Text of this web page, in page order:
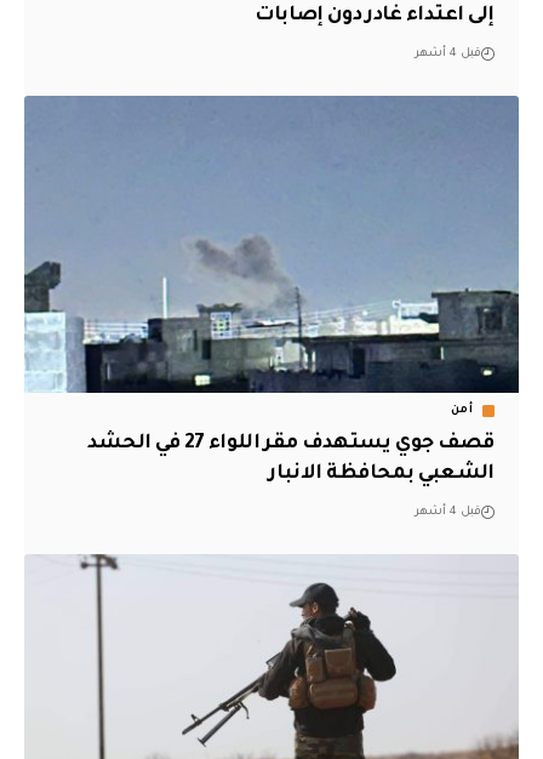
إلى اعتداء غادر دون إصابات
قبل 4 أشهر
أمن
قصف جوي يستهدف مقر اللواء 27 في الحشد
الشعبي بمحافظة الانبار
قبل 4 أشهر